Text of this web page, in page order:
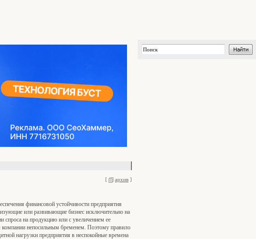
[ архив ]
финансовой устойчивости предприятия
или развивающие бизнес исключительно на
спроса на продукцию или с увеличением ее
компании непосильным бременем. Поэтому правило
нагрузки предприятия в неспокойные времена